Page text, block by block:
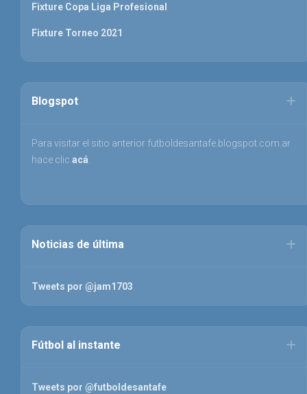
Fixture Copa Liga Profesional
Fixture Torneo 2021
Blogspot
Para visitar el sitio anterior futboldesantafe.blogspot.com.ar
hace clic acá
Noticias de última
Tweets por @jam1703
Fútbol al instante
Tweets por @futboldesantafe